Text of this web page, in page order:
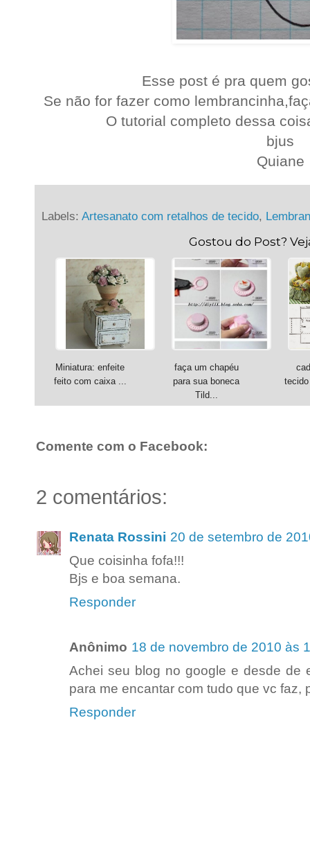
Esse post é pra quem
Se não for fazer como
O tutorial completo dessa
bjus
Quiane
Labels: Artesanato com retalhos de tecido,
Gostou do Post?
Miniatura: enfeite
feito com caixa ...
faça um chapéu
para sua boneca
Tild...
Comente com o Facebook:
2 comentários:
Renata Rossini 20 de setembro de
Que coisinha fofa!!!
Bjs e boa semana.
Responder
Anônimo 18 de novembro de 2010 às
Achei seu blog no google e desde de
para me encantar com tudo que vc faz,
Responder